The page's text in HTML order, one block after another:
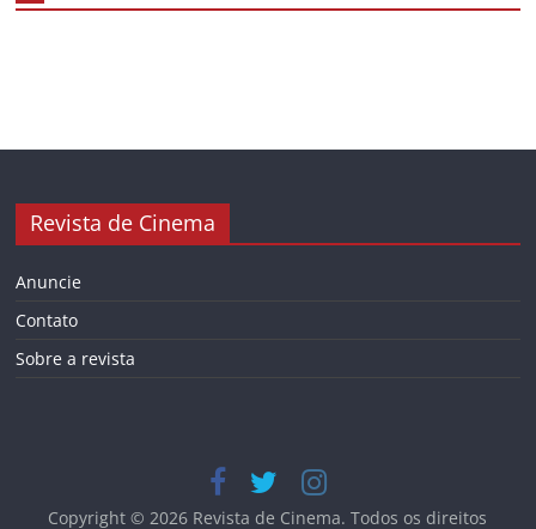
Revista de Cinema
Anuncie
Contato
Sobre a revista
Copyright © 2026 Revista de Cinema. Todos os direitos